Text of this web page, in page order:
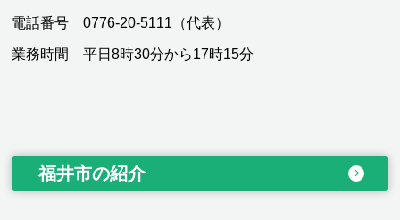
電話番号 0776-20-5111（代表）
業務時間 平日8時30分から17時15分
福井市の紹介